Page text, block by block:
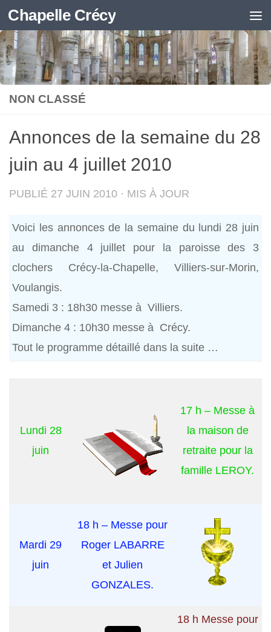
Skip to content
Chapelle Crécy
NON CLASSÉ
Annonces de la semaine du 28
juin au 4 juillet 2010
PUBLIÉ 27 JUIN 2010 · MIS À JOUR
Voici les annonces de la semaine du lundi 28 juin
au dimanche 4 juillet pour la paroisse des 3
clochers Crécy-la-Chapelle, Villiers-sur-Morin,
Voulangis.
Samedi 3 : 18h30 messe à Villiers.
Dimanche 4 : 10h30 messe à Crécy.
Tout le programme détaillé dans la suite …
Lundi 28
juin
17 h – Messe à
la maison de
retraite pour la
famille LEROY.
Mardi 29
juin
18 h – Messe pour
Roger LABARRE
et Julien
GONZALES.
18 h Messe pour